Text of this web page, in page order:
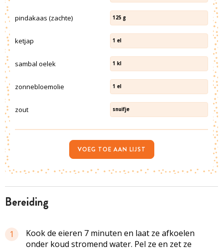
bereiding
1
Kook de eieren 7 minuten en laat ze afkoelen
onder koud stromend water. Pel ze en zet ze
pindakaas (zachte) 125 g
ketjap 1 el
sambal oelek 1 kl
zonnebloemolie 1 el
zout snuifje
VOEG TOE AAN LIJST